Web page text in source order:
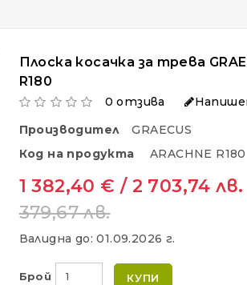
Плоска косачка за трева
R180
0 отзива
Производител
GRAECUS
Код на продукта
ARACHNE R180
1 382,40 € / 2 703,74 лв.
379,67 лв.
Валидна до:01.09.2026 г.
Брой КУПИ